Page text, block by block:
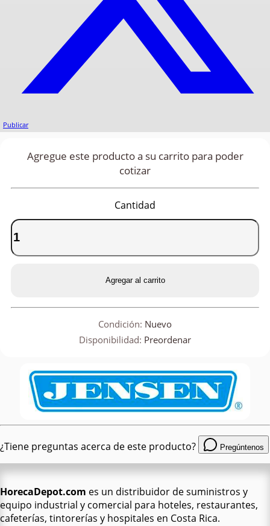
Publicar
Agregue este producto a su carrito para poder
cotizar
Cantidad
Agregar al carrito
Condición: Nuevo
Disponibilidad: Preordenar
¿Tiene preguntas acerca de este producto? Pregúntenos
HorecaDepot.com es un distribuidor de suministros y
equipo industrial y comercial para hoteles, restaurantes,
cafeterías, tintorerías y hospitales en Costa Rica.